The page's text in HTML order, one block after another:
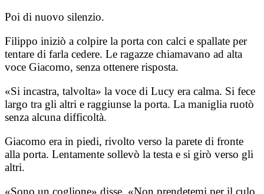
Poi di nuovo silenzio.
Filippo iniziò a colpire la porta con calci e spallate per
tentare di farla cedere. Le ragazze chiamavano ad alta
voce Giacomo, senza ottenere risposta.
«Si incastra, talvolta» la voce di Lucy era calma. Si fece
largo tra gli altri e raggiunse la porta. La maniglia ruotò
senza alcuna difficoltà.
Giacomo era in piedi, rivolto verso la parete di fronte
alla porta. Lentamente sollevò la testa e si girò verso gli
altri.